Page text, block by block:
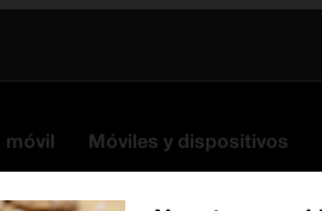
móvil Móviles y dispositivos